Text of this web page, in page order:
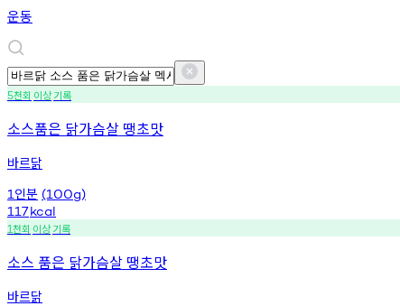
운동
5천회 이상기록
소스품은 닭가슴살 땡초맛
바르닭
1 인분 (100g)
117kcal
1천회 이상기록
소스 품은 닭가슴살 땡초맛
바르닭